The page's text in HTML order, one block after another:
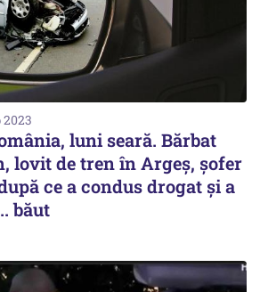
2023
luni seară. Bărbat
lovit de tren în Argeş, şofer
ce a condus drogat şi a
băut